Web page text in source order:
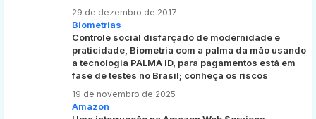
29 de dezembro de 2017
Biometrias
Controle social disfarçado de modernidade e
praticidade, Biometria com a palma da mão usando
a tecnologia PALMA ID, para pagamentos está em
fase de testes no Brasil; conheça os riscos
19 de novembro de 2025
Amazon